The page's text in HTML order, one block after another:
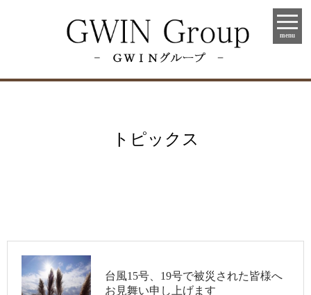
menu
トピックス
台風15号、19号で被災された皆様へ
お見舞い申し上げます